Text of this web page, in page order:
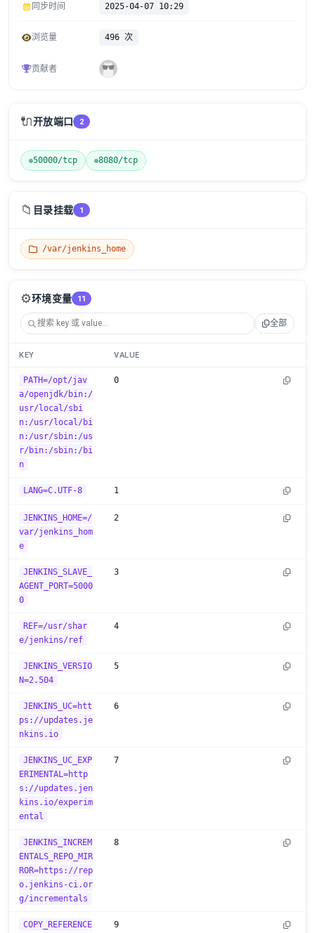
同步时间 2025-04-07 10:29
浏览量 496 次
贡献者
🔌开放端口 2
50000/tcp 8080/tcp
📁 目录挂载 1
/var/jenkins_home
⚙️环境变量 11
全部
KEY VALUE
PATH=/opt/jav
a/openjdk/bin:/
usr/local/sbi
n:/usr/local/bi
n:/usr/sbin:/us
r/bin:/sbin:/bi
n
0
LANG=C.UTF-8 1
JENKINS_HOME=/
var/jenkins_hom
e
2
JENKINS_SLAVE_
AGENT_PORT=5000
0
3
REF=/usr/shar
e/jenkins/ref
4
JENKINS_VERSIO
N=2.504
5
JENKINS_UC=htt
ps://updates.je
nkins.io
6
JENKINS_UC_EXP
ERIMENTAL=http
s://updates.jen
kins.io/experim
ental
7
JENKINS_INCREM
ENTALS_REPO_MIR
ROR=https://rep
o.jenkins-ci.or
g/incrementals
8
COPY_REFERENCE
9